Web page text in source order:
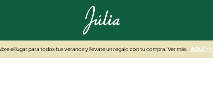
el lugar para todos tus veranos y llévate un regalo con tu compra. Ver más AQUÍ >>